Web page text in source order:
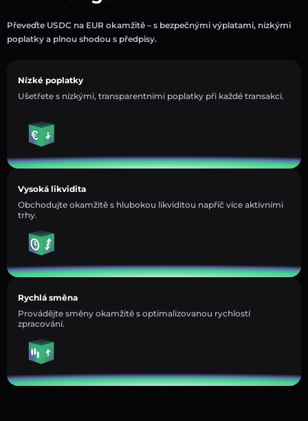
Převeďte USDC na EUR okamžitě – s bezpečnými výplatami, nízkými
poplatky a plnou shodou s předpisy.
Nízké poplatky
Ušetřete s nízkými, transparentními poplatky při každé transakci.
Vysoká likvidita
Obchodujte okamžitě s hlubokou likviditou napříč více aktivními
trhy.
Rychlá směna
Provádějte směny okamžitě s optimalizovanou rychlostí
zpracování.